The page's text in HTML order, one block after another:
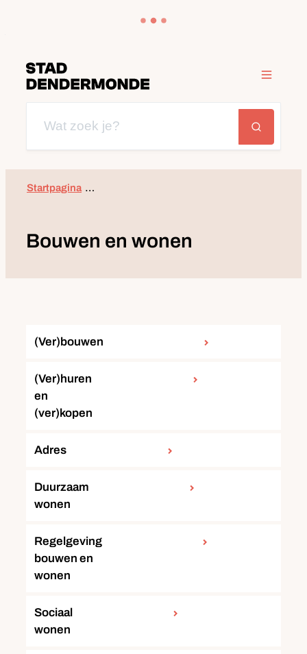
Dendermonde
Wat zoek je? Zoeken
Menu
Startpagina
Bouwen en wonen
(Ver)bouwen
(Ver)huren
en
(ver)kopen
Adres
Duurzaam
wonen
Regelgeving
bouwen en
wonen
Sociaal
wonen